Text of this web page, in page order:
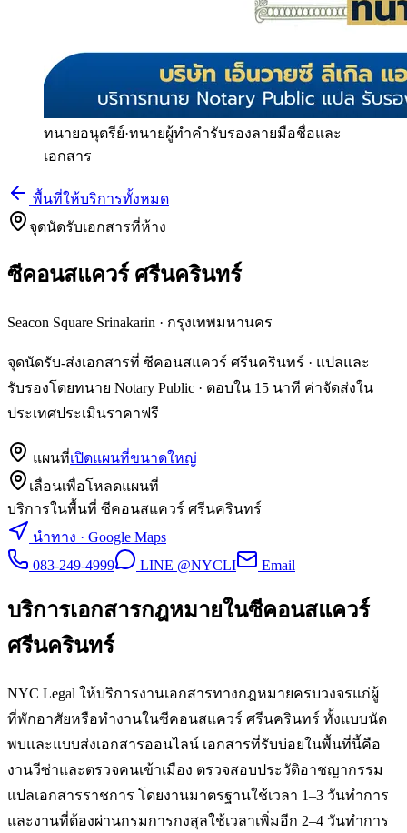
ทนายอนุตรีย์·ทนายผู้ทำคำรับรองลายมือชื่อและ
เอกสาร
พื้นที่ให้บริการทั้งหมด
จุดนัดรับเอกสารที่ห้าง
ซีคอนสแควร์ ศรีนครินทร์
Seacon Square Srinakarin · กรุงเทพมหานคร
จุดนัดรับ-ส่งเอกสารที่ ซีคอนสแควร์ ศรีนครินทร์ · แปลและ
รับรองโดยทนาย Notary Public · ตอบใน 15 นาที ค่าจัดส่งใน
ประเทศประเมินราคาฟรี
แผนที่เปิดแผนที่ขนาดใหญ่
เลื่อนเพื่อโหลดแผนที่
บริการในพื้นที่ ซีคอนสแควร์ ศรีนครินทร์
นำทาง · Google Maps
083-249-4999
LINE @NYCLI Email
บริการเอกสารกฎหมายในซีคอนสแควร์
ศรีนครินทร์
NYC Legal ให้บริการงานเอกสารทางกฎหมายครบวงจรแก่ผู้
ที่พักอาศัยหรือทำงานในซีคอนสแควร์ ศรีนครินทร์ ทั้งแบบนัด
พบและแบบส่งเอกสารออนไลน์ เอกสารที่รับบ่อยในพื้นที่นี้คือ
งานวีซ่าและตรวจคนเข้าเมือง ตรวจสอบประวัติอาชญากรรม
แปลเอกสารราชการ โดยงานมาตรฐานใช้เวลา 1–3 วันทำการ
และงานที่ต้องผ่านกรมการกงสุลใช้เวลาเพิ่มอีก 2–4 วันทำการ